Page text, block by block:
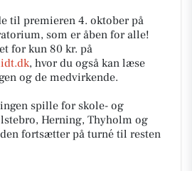
til premieren 4. oktober på
som er åben for alle!
for kun 80 kr. på
, hvor du også kan læse
og de medvirkende.
spille for skole- og
Herning, Thyholm og
fortsætter på turné til resten